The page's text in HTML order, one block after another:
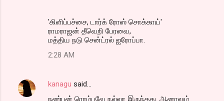
'கிளிப்பச்சை, டார்க் ரோஸ் சொக்காய்'
ராமராஜன் தீவெறி பேரவை,
மத்திய நடு சென்ட்ரல் ஐரோப்பா.
2:28 AM
kanagu said…
நண்பன் ரொம்பவே நல்லா இருந்தது. ஆனாலும்